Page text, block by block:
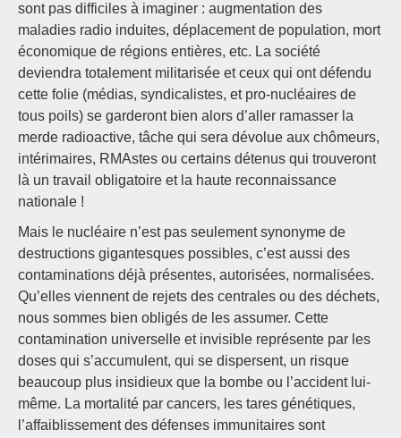
sont pas difficiles à imaginer : augmentation des
maladies radio induites, déplacement de population, mort
économique de régions entières, etc. La société
deviendra totalement militarisée et ceux qui ont défendu
cette folie (médias, syndicalistes, et pro-nucléaires de
tous poils) se garderont bien alors d’aller ramasser la
merde radioactive, tâche qui sera dévolue aux chômeurs,
intérimaires, RMAstes ou certains détenus qui trouveront
là un travail obligatoire et la haute reconnaissance
nationale !
Mais le nucléaire n’est pas seulement synonyme de
destructions gigantesques possibles, c’est aussi des
contaminations déjà présentes, autorisées, normalisées.
Qu’elles viennent de rejets des centrales ou des déchets,
nous sommes bien obligés de les assumer. Cette
contamination universelle et invisible représente par les
doses qui s’accumulent, qui se dispersent, un risque
beaucoup plus insidieux que la bombe ou l’accident lui-
même. La mortalité par cancers, les tares génétiques,
l’affaiblissement des défenses immunitaires sont